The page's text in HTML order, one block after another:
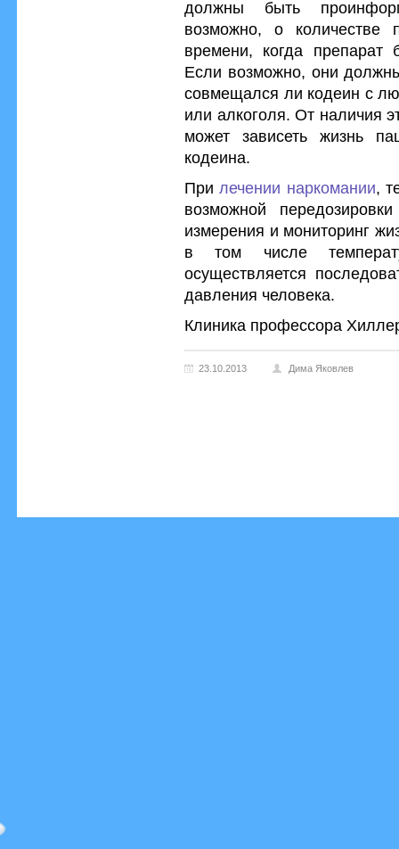
должны быть
возможно, о количестве
времени, когда
Если возможно, они
совмещался ли кодеин с
или алкоголя. От наличия
может зависеть жизнь
кодеина.
Прилечении наркомании,
возможной
измерения и мониторинг
в том числе
осуществляется
давления человека.
Клиника профессора
23.10.2013 Дима Яковлев